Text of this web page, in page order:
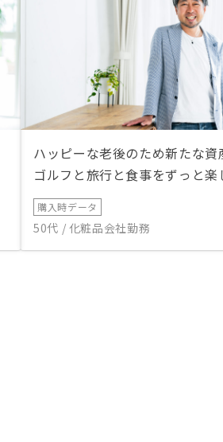
ハッピーな老後のため新たな資
ゴルフと旅行と食事をずっと楽
購入時データ
50代 / 化粧品会社勤務